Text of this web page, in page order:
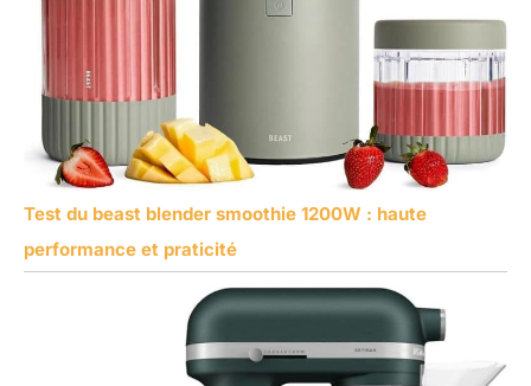
Test du beast blender smoothie 1200W : haute
performance et praticité